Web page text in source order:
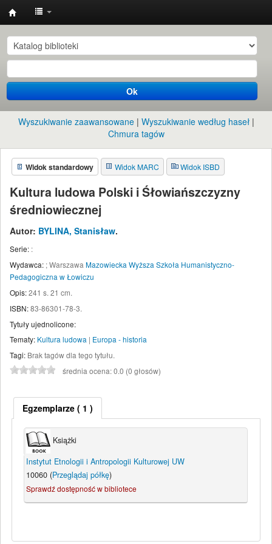
Instytut
Etnologii
i
Antropologii
Kulturowej
UW
Ok
Wyszukiwanie zaawansowane
Wyszukiwanie według haseł
Chmura tagów
Widok standardowy Widok MARC Widok ISBD
Kultura ludowa Polski i Śłowiańszczyzny
średniowiecznej
Autor: BYLINA, Stanisław.
Serie: :
Wydawca: ;Warszawa Mazowiecka Wyższa Szkoła Humanistyczno-
Pedagogiczna w Łowiczu
Opis:241 s. 21 cm.
ISBN:83-86301-78-3.
Tytuły ujednolicone:
Tematy: Kultura ludowa | Europa - historia
Tagi: Brak tagów dla tego tytułu.
średnia ocena: 0.0 (0 głosów)
Egzemplarze( 1 )
Książki
Instytut Etnologii i Antropologii Kulturowej UW
10060 (Przeglądaj półkę)
Sprawdź dostępność w bibliotece